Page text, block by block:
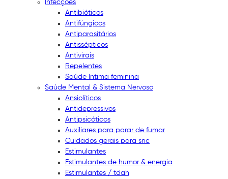
Infecções
Antibióticos
Antifúngicos
Antiparasitários
Antissépticos
Antivirais
Repelentes
Saúde íntima feminina
Saúde Mental & Sistema Nervoso
Ansiolíticos
Antidepressivos
Antipsicóticos
Auxiliares para parar de fumar
Cuidados gerais para snc
Estimulantes
Estimulantes de humor & energia
Estimulantes / tdah